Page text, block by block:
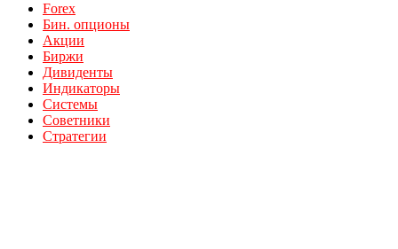
Forex
Бин. опционы
Акции
Биржи
Дивиденты
Индикаторы
Системы
Советники
Стратегии